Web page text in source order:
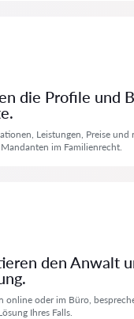
die Profile und
Leistungen, Preise und
im Familienrecht.
den Anwalt
online oder im Büro,
Ihres Falls.